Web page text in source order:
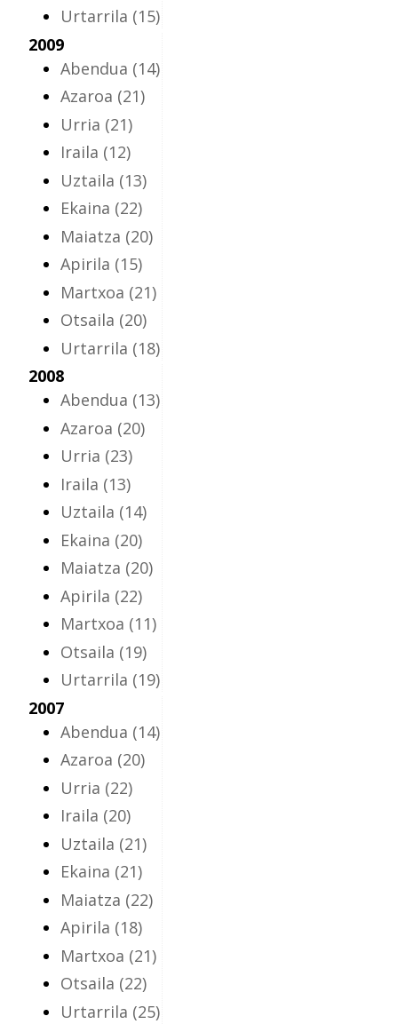
Urtarrila (15)
2009
Abendua (14)
Azaroa (21)
Urria (21)
Iraila (12)
Uztaila (13)
Ekaina (22)
Maiatza (20)
Apirila (15)
Martxoa (21)
Otsaila (20)
Urtarrila (18)
2008
Abendua (13)
Azaroa (20)
Urria (23)
Iraila (13)
Uztaila (14)
Ekaina (20)
Maiatza (20)
Apirila (22)
Martxoa (11)
Otsaila (19)
Urtarrila (19)
2007
Abendua (14)
Azaroa (20)
Urria (22)
Iraila (20)
Uztaila (21)
Ekaina (21)
Maiatza (22)
Apirila (18)
Martxoa (21)
Otsaila (22)
Urtarrila (25)